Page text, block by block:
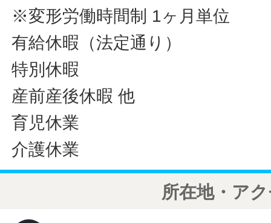
※変形労働時間制 1ヶ月単位
有給休暇（法定通り）
特別休暇
産前産後休暇 他
育児休業
介護休業
所在地・ア